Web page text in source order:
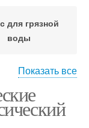
для грязной
воды
тип
Показать все